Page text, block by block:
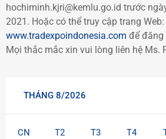
hochiminh.kjri@kemlu.go.id trước
2021. Hoặc có thể truy cập trang Web:
www.tradexpoindonesia.com để đăng
Mọi thắc mắc xin vui lòng liên hệ Ms.
THÁNG 8/2026
CN T2 T3 T4